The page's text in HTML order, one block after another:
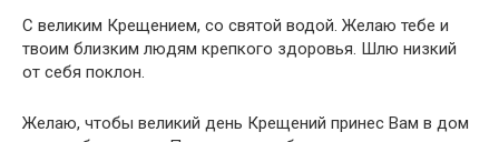
С великим Крещением, со святой водой. Желаю тебе и
твоим близким людям крепкого здоровья. Шлю низкий
от себя поклон.
Желаю, чтобы великий день Крещений принес Вам в дом